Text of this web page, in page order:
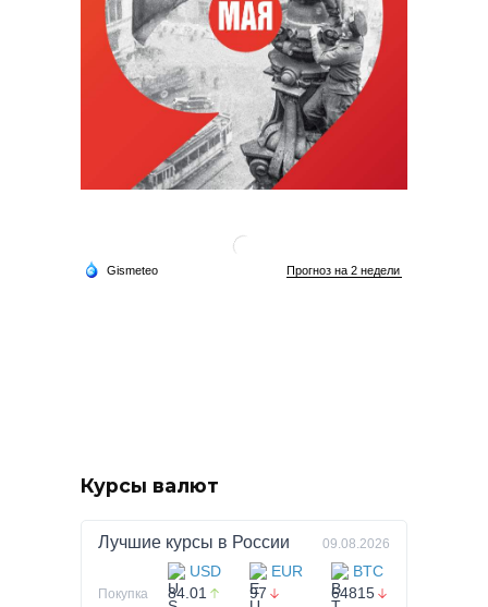
Курсы валют
Лучшие курсы в России 09.08.2026
USD EUR BTC
Покупка 84.01 97 64815